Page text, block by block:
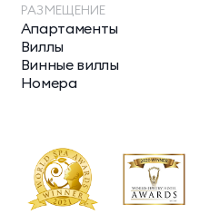
РАЗМЕЩЕНИЕ
Апартаменты
Виллы
Винные виллы
Номера